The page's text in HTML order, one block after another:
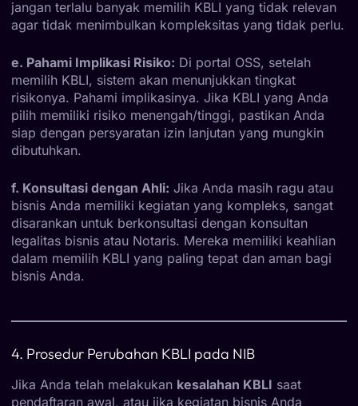
jangan terlalu banyak memilih KBLI yang tidak relevan
agar tidak menimbulkan kompleksitas yang tidak perlu.
e. Pahami Implikasi Risiko: Di portal OSS, setelah
memilih KBLI, sistem akan menunjukkan tingkat
risikonya. Pahami implikasinya. Jika KBLI yang Anda
pilih memiliki risiko menengah/tinggi, pastikan Anda
siap dengan persyaratan izin lanjutan yang mungkin
dibutuhkan.
f. Konsultasi dengan Ahli: Jika Anda masih ragu atau
bisnis Anda memiliki kegiatan yang kompleks, sangat
disarankan untuk berkonsultasi dengan konsultan
legalitas bisnis atau Notaris. Mereka memiliki keahlian
dalam memilih KBLI yang paling tepat dan aman bagi
bisnis Anda.
4. Prosedur Perubahan KBLI pada NIB
Jika Anda telah melakukan kesalahan KBLI saat
pendaftaran awal, atau jika kegiatan bisnis Anda